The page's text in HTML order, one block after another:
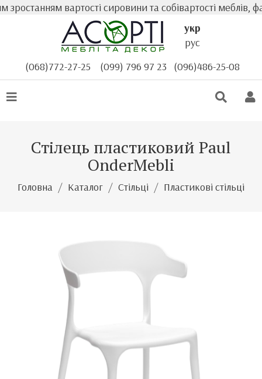
вартості сировини та собівартості меблів,
укр
рус
(068)772-27-25
(099) 796 97 23 (096)486-25-08
Стілець пластиковий Paul
OnderMebli
Головна Каталог Стільці Пластикові стільці